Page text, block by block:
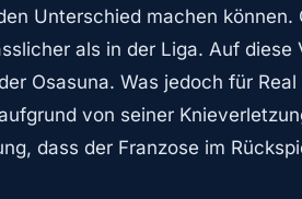
Unterschied machen
als in der Liga. Auf
Osasuna. Was jedoch für
von seiner
dass der Franzose im